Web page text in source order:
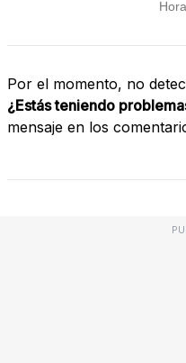
Por el momento, no
¿Estás teniendo
mensaje en los